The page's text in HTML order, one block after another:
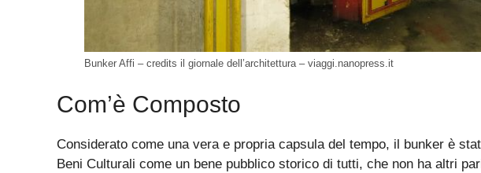
Bunker Affi – credits il giornale dell’architettura – viaggi.nanopress.it
Com’è Composto
Considerato come una vera e propria capsula del tempo, il bunker è
Beni Culturali come un bene pubblico storico di tutti, che non ha altri